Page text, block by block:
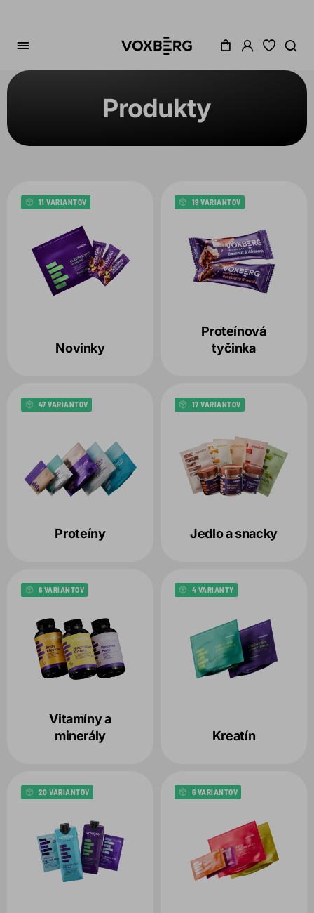
Produkty
Novinky
11 VARIANTOV
Proteínová
tyčinka
19 VARIANTOV
Proteíny
47 VARIANTOV
Jedlo a snacky
17 VARIANTOV
Vitamíny a
minerály
6 VARIANTOV
Kreatín
4 VARIANTY
20 VARIANTOV 6 VARIANTOV
Cena
Akcia
Dostupné
Produkt
Zvolené filtre:
BALENIE:180G PRODUKT: PISTACHIO SPREAD